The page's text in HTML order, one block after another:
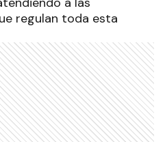
regulan toda esta